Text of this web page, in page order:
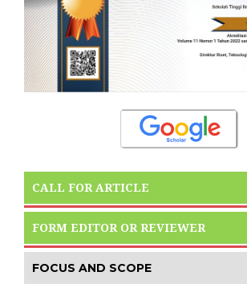
CALL FOR ARTICLE
FORM EDITOR OR REVIEWER
FOCUS AND SCOPE